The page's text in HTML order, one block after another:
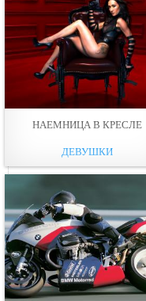
НАЕМНИЦА В КРЕСЛЕ
ДЕВУШКИ